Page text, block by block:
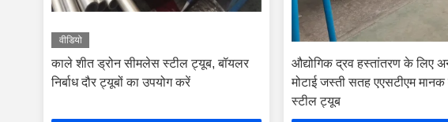
वीडियो
काले शीत ड्रोन सीमलेस स्टील ट्यूब, बॉयलर
निर्बाध दौर ट्यूबों का उपयोग करें
औद्योगिक द्रव हस्तांतरण के लिए
मोटाई जस्ती सतह एएसटीएम
स्टील ट्यूब